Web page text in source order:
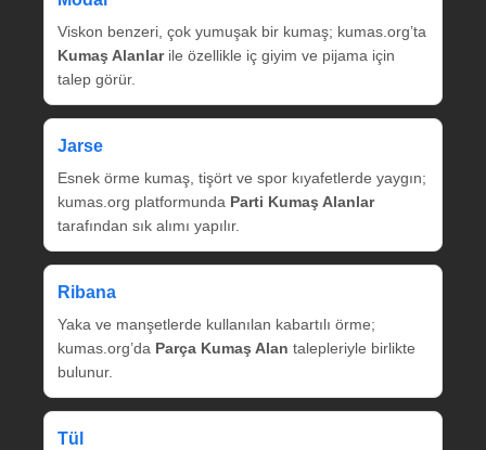
Viskon benzeri, çok yumuşak bir kumaş; kumas.org’ta
Kumaş Alanlarile özellikle iç giyim ve pijama için
talep görür.
Jarse
Esnek örme kumaş, tişört ve spor kıyafetlerde yaygın;
kumas.org platformunda Parti Kumaş Alanlar
tarafından sık alımı yapılır.
Ribana
Yaka ve manşetlerde kullanılan kabartılı örme;
kumas.org’da Parça Kumaş Alan talepleriyle birlikte
bulunur.
Tül